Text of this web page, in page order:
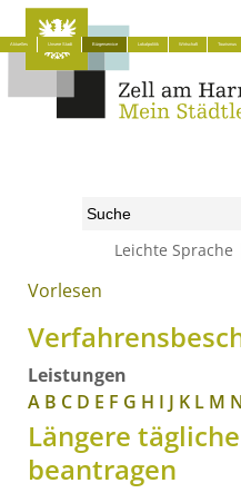
Leichte Sprache
Aktuelles Unsere Stadt Bürgerservice Lokalpolitik Wirtschaft Tourismus
Start» Bürgerservice »
Vorlesen
Leistungen
A B C D E F G H I J K L M N
Längere
beantragen